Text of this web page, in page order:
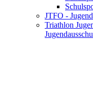
JTFO -
Triathlon